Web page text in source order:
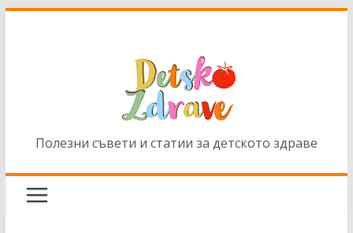
Полезни съвети и статии за детското здраве